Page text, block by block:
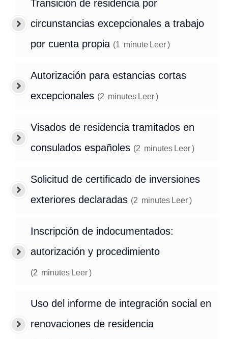
Transición de residencia por
circunstancias excepcionales a trabajo
por cuenta propia (1 minute Leer)
Autorización para estancias cortas
excepcionales (2 minutes Leer)
Visados de residencia tramitados en
consulados españoles (2 minutes Leer)
Solicitud de certificado de inversiones
exteriores declaradas (2 minutes Leer)
Inscripción de indocumentados:
autorización y procedimiento
(2 minutes Leer)
Uso del informe de integración social en
renovaciones de residencia